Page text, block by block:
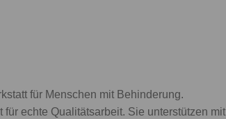
für Menschen mit Behinderung.
echte Qualitätsarbeit. Sie unterstützen mit